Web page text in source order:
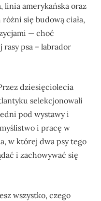
linia amerykańska oraz
się budową ciała,
— choć
rasy psa – labrador
dziesięciolecia
selekcjonowali
pod wystawy i
i pracę w
w której dwa psy tego
i zachowywać się
wszystko, czego